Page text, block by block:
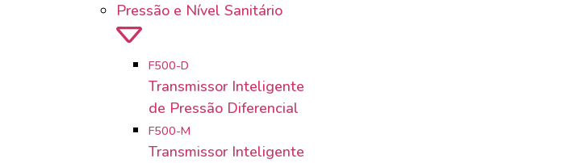
Pressão e Nível Sanitário
F500-D
Transmissor Inteligente
de Pressão Diferencial
F500-M
Transmissor Inteligente